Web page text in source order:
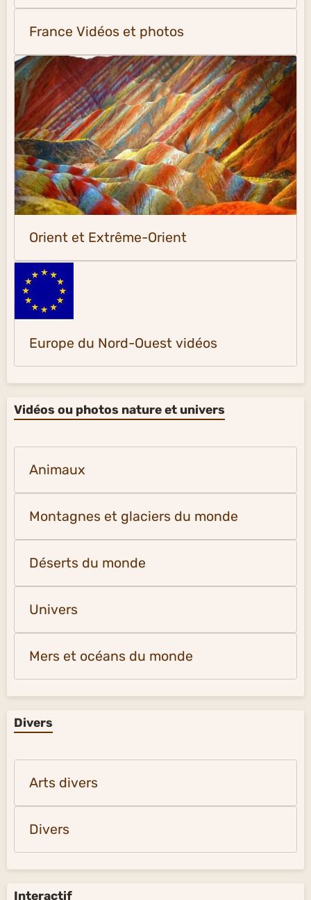
France Vidéos et photos
Orient et Extrême-Orient
Europe du Nord-Ouest vidéos
Vidéos ou photos nature et univers
Animaux
Montagnes et glaciers du monde
Déserts du monde
Univers
Mers et océans du monde
Divers
Arts divers
Divers
Interactif